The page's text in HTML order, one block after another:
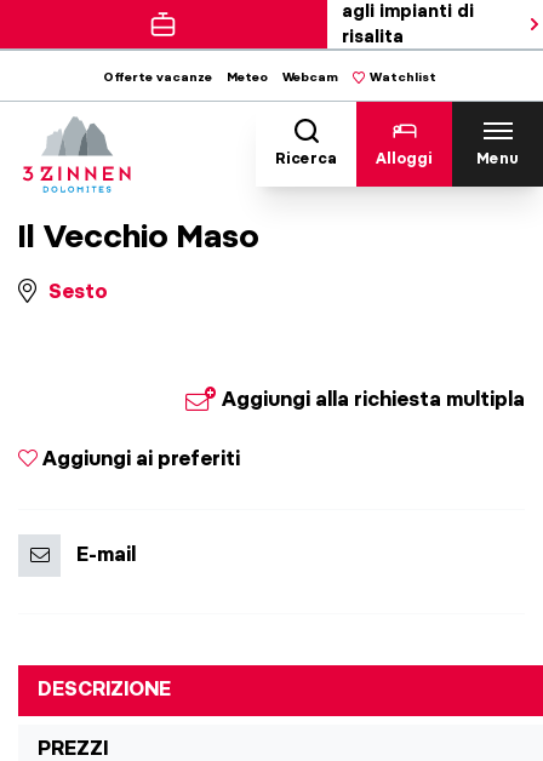
agli impianti di
risalita
Offerte vacanze Meteo Webcam Watchlist
Ricerca Alloggi Menu
Il Vecchio Maso
Sesto
Aggiungi alla richiesta multipla
Aggiungi ai preferiti
E-mail
DESCRIZIONE
PREZZI